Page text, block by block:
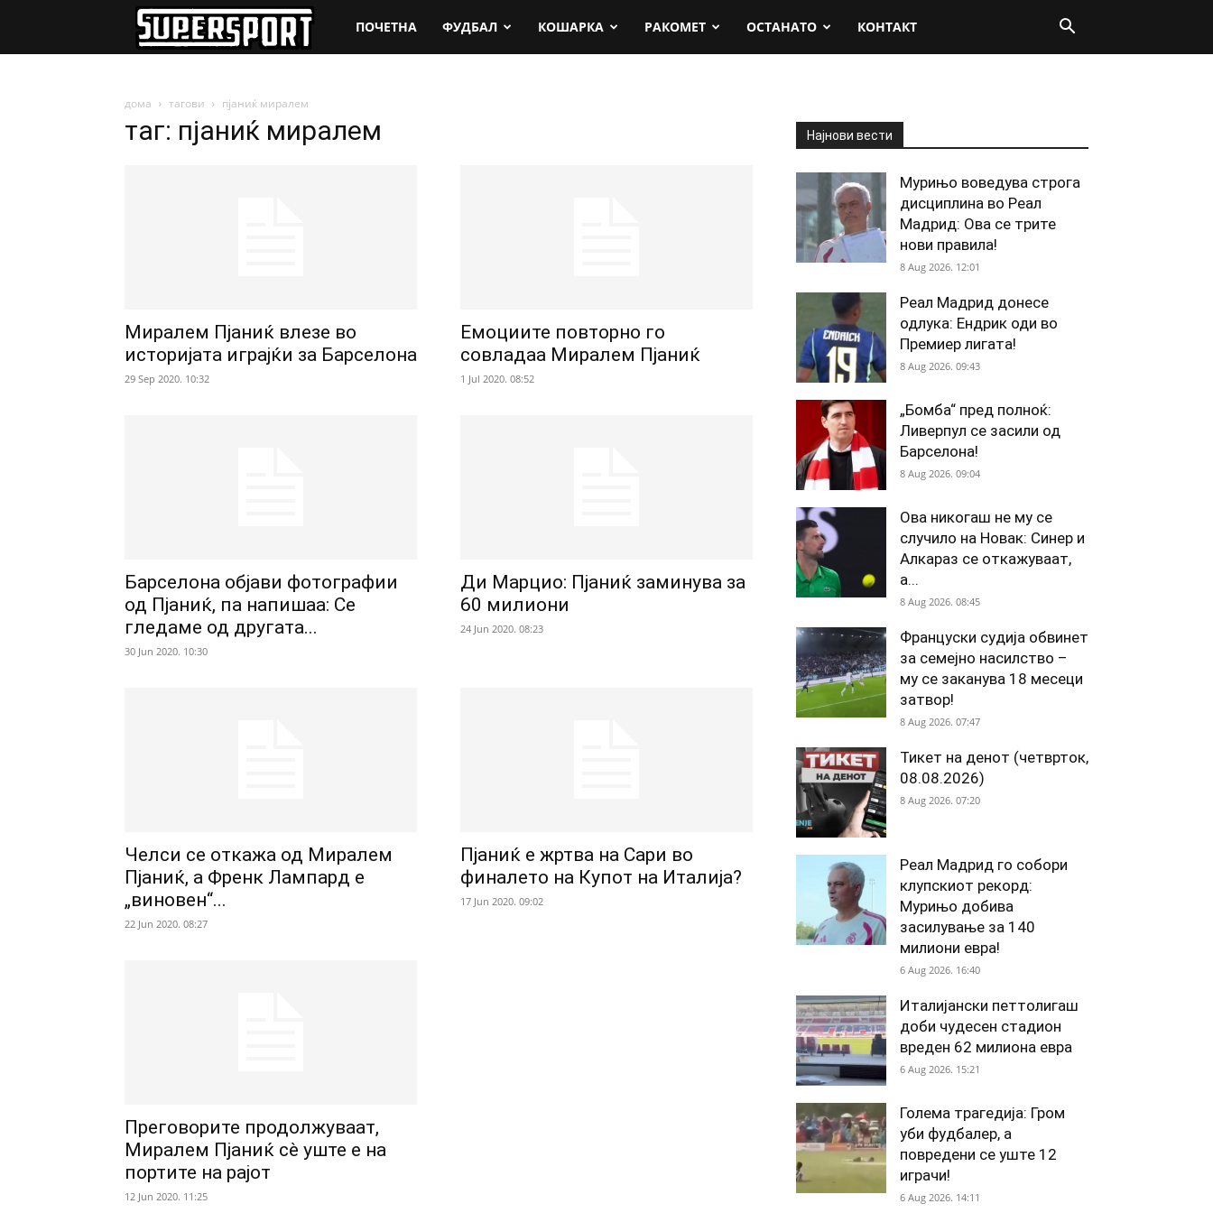
SuperSport.mk
ПОЧЕТНА ФУДБАЛ КОШАРКА РАКОМЕТ ОСТАНАТО КОНТАКТ
дома тагови пјаниќ миралем
таг: пјаниќ миралем
Миралем Пјаниќ влезе во
историјата играјќи за Барселона
29 Sep 2020. 10:32
Емоциите повторно го
совладаа Миралем Пјаниќ
1 Jul 2020. 08:52
Барселона објави фотографии
од Пјаниќ, па напишаа: Се
гледаме од другата...
30 Jun 2020. 10:30
Ди Марцио: Пјаниќ заминува за
60 милиони
24 Jun 2020. 08:23
Челси се откажа од Миралем
Пјаниќ, а Френк Лампард е
„виновен“...
22 Jun 2020. 08:27
Пјаниќ е жртва на Сари во
финалето на Купот на Италија?
17 Jun 2020. 09:02
Преговорите продолжуваат,
Миралем Пјаниќ сè уште е на
портите на рајот
12 Jun 2020. 11:25
Најнови вести
Мурињо воведува строга
дисциплина во Реал
Мадрид: Ова се трите
нови правила!
8 Aug 2026. 12:01
Реал Мадрид донесе
одлука: Ендрик оди во
Премиер лигата!
8 Aug 2026. 09:43
„Бомба“ пред полноќ:
Ливерпул се засили од
Барселона!
8 Aug 2026. 09:04
Ова никогаш не му се
случило на Новак: Синер и
Алкараз се откажуваат,
а...
8 Aug 2026. 08:45
Француски судија обвинет
за семејно насилство –
му се заканува 18 месеци
затвор!
8 Aug 2026. 07:47
Тикет на денот (четврток,
08.08.2026)
8 Aug 2026. 07:20
Реал Мадрид го собори
клупскиот рекорд:
Мурињо добива
засилување за 140
милиони евра!
6 Aug 2026. 16:40
Италијански петтолигаш
доби чудесен стадион
вреден 62 милиона евра
6 Aug 2026. 15:21
Голема трагедија: Гром
уби фудбалер, а
повредени се уште 12
играчи!
6 Aug 2026. 14:11